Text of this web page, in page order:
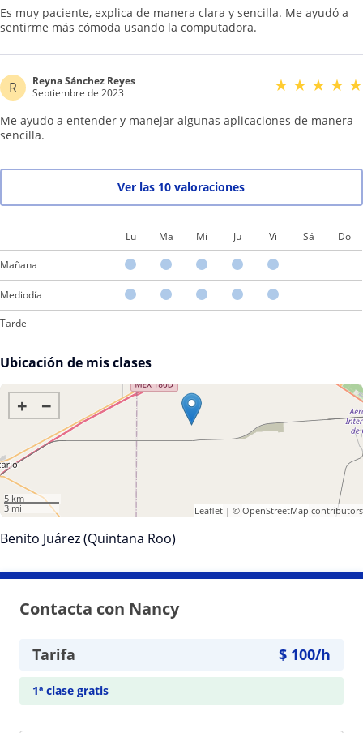
Es muy paciente, explica de manera clara y sencilla. Me ayudó a
sentirme más cómoda usando la computadora.
R
Reyna Sánchez Reyes
Septiembre de 2023
★ ★ ★ ★ ★
Me ayudo a entender y manejar algunas aplicaciones de manera
sencilla.
Ver las 10 valoraciones
Lu Ma Mi Ju Vi Sá Do
Mañana
Mediodía
Tarde
Ubicación de mis clases
+ −
5 km
3 mi
Leaflet| © OpenStreetMap contributors
Benito Juárez (Quintana Roo)
Contacta con Nancy
Tarifa $ 100/h
1ª clase gratis